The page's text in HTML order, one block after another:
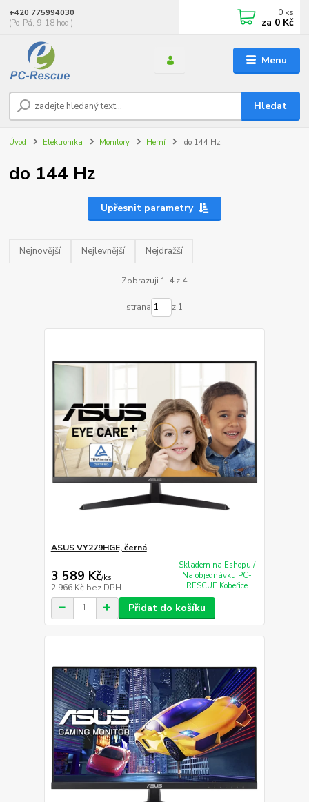
Menu
Hledat
+420 775994030
(Po-Pá, 9-18 hod.)
0 ks
za 0 Kč
Úvod Elektronika Monitory Herní do 144 Hz
do 144 Hz
Upřesnit parametry
Nejnovější Nejlevnější Nejdražší
Zobrazuji 1-4 z 4
strana z 1
ASUS VY279HGE, černá
3 589 Kč/ks
2 966 Kč bez DPH
Skladem na Eshopu /
Na objednávku PC-
RESCUE Kobeřice
Přidat do košíku